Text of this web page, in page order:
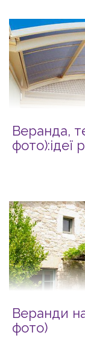
Веранда,
Веранди
фото)